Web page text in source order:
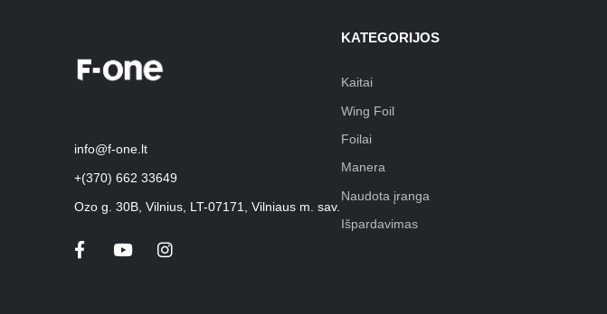
info@f-one.lt
+(370) 662 33649
Ozo g. 30B, Vilnius, LT-07171, Vilniaus m. sav.
KATEGORIJOS
Kaitai
Wing Foil
Foilai
Manera
Naudota įranga
Išpardavimas